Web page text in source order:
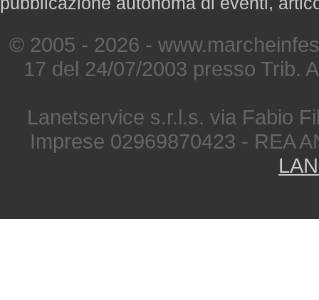
© 2005 - 2026 -
17 del 24/07/2003 presso Trib.
Lanetservice s.r.l.s. via Fabio
Imprese 02969870423 - REA